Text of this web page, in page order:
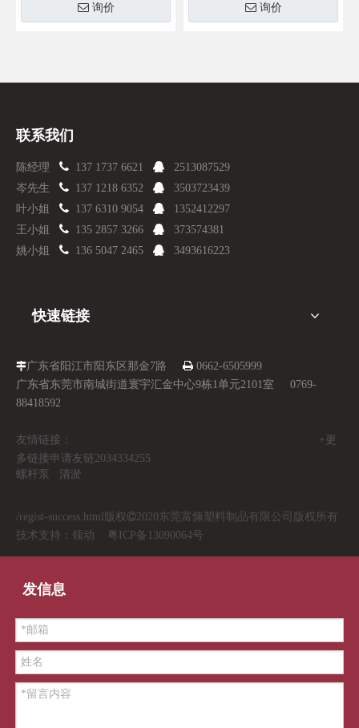
询价 询价
联系我们
陈经理  137 1737 6621  2513087529
岑先生  137 1218 6352  3503723439
叶小姐  137 6310 9054  1352412297
王小姐  135 2857 3266  373574381
姚小姐  136 5047 2465  3493616223
快速链接
广东省阳江市阳东区那金7路  0662-6505999
广东省东莞市南城街道寰宇汇金中心9栋1单元2101室 0769-
88418592
友情链接： +更
多链接申请友链2034334255
螺杆泵
清淤
/regist-success.html 版权2020东莞富慷塑料制品有限公司版权所有
技术支持： 领动 粤ICP备13090064号
发信息